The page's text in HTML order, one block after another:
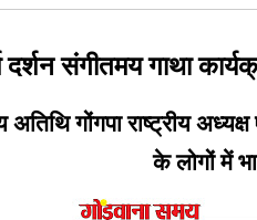
दर्शन संगीतमय गाथा
गोंगपा राष्ट्रीय
के लोगों में